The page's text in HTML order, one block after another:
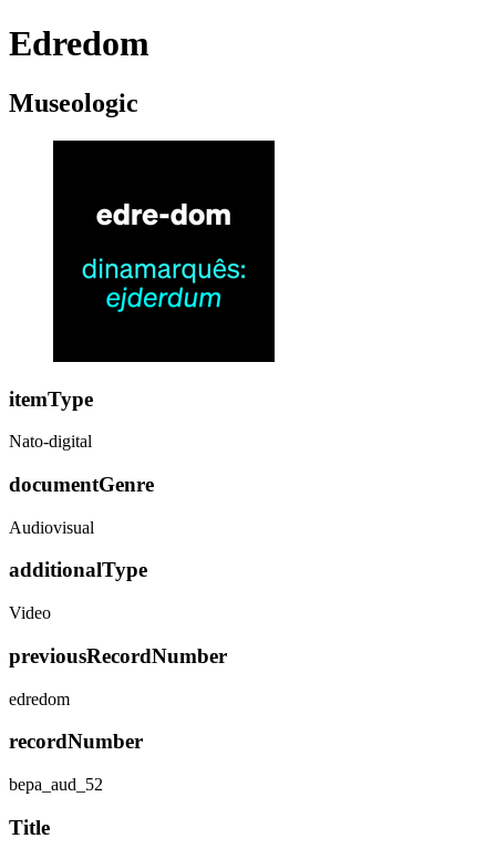
Edredom
Museologic
itemType
Nato-digital
documentGenre
Audiovisual
additionalType
Video
previousRecordNumber
edredom
recordNumber
bepa_aud_52
Title